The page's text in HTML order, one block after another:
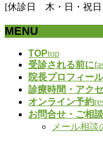
[休診日 木・日・祝
MENU
TOPtop
受診される前に
院長プロフィール
診療時間・アク
オンライン予約
お問合せ・ご相談
メール相談